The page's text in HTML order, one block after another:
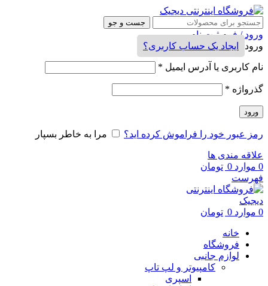
جست و جو
ورود / فرم ثبت نام
ورود
ایجاد یک حساب کاربری؟
نام کاربری یا آدرس ایمیل *
گذرواژه *
ورود
رمز عبور خود را فراموش کرده اید؟ مرا به خاطر بسپار
علاقه مندی ها
0 موارد 0 تومان
فهرست
0 موارد 0 تومان
خانه
فروشگاه
لوازم جانبی
کامپیوتر و لپ تاپ
اسپری